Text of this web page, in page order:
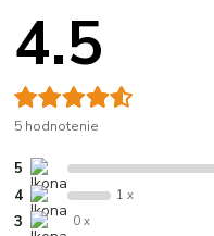
4.5
5 hodnotenie
5
4 1 x
3 0 x